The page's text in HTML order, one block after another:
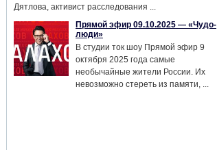
Дятлова, активист расследования ...
Прямой эфир 09.10.2025 — «Чудо-
люди»
В студии ток шоу Прямой эфир 9
октября 2025 года самые
необычайные жители России. Их
невозможно стереть из памяти, ...